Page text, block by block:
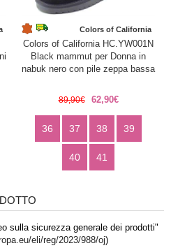
Colors of California
Colors of California HC.YW001N
Black mammut per Donna in
nabuk nero con pile zeppa bassa
89,90€ 62,90€
36 37 38 39
40 41
sulla sicurezza generale dei prodotti"
eli/reg/2023/988/oj)